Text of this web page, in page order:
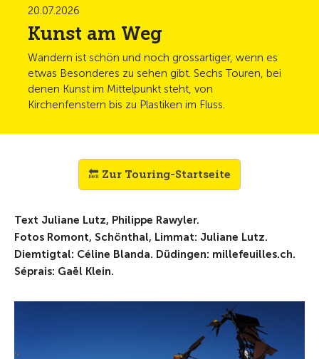
20.07.2026
Kunst am Weg
Wandern ist schön und noch grossartiger, wenn es
etwas Besonderes zu sehen gibt. Sechs Touren, bei
denen Kunst im Mittelpunkt steht, von
Kirchenfenstern bis zu Plastiken im Fluss.
🔙 Zur Touring-Startseite
Text Juliane Lutz, Philippe Rawyler.
Fotos Romont, Schönthal, Limmat: Juliane Lutz.
Diemtigtal: Céline Blanda. Düdingen: millefeuilles.ch.
Séprais: Gaël Klein.